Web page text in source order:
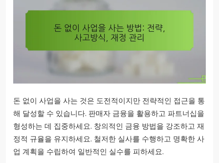
돈 없이 사업을 사는 것은 도전적이지만 전략적인 접근을 통
해 달성할 수 있습니다. 판매자 금융을 활용하고 파트너십을
형성하는 데 집중하세요. 창의적인 금융 방법을 강조하고 재
정적 규율을 유지하세요. 철저한 실사를 수행하고 명확한 사
업 계획을 수립하여 일반적인 실수를 피하세요.